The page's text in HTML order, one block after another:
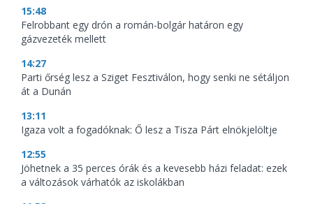
15:48
Felrobbant egy drón a román-bolgár határon egy
gázvezeték mellett
14:27
Parti őrség lesz a Sziget Fesztiválon, hogy senki ne sétáljon
át a Dunán
13:11
Igaza volt a fogadóknak: Ő lesz a Tisza Párt elnökjelöltje
12:55
Jöhetnek a 35 perces órák és a kevesebb házi feladat: ezek
a változások várhatók az iskolákban